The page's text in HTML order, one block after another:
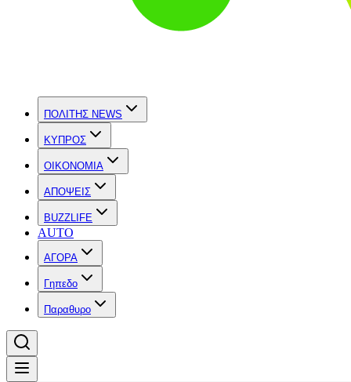
ΠΟΛΙΤΗΣ NEWS
ΚΥΠΡΟΣ
OIKONOMIA
ΑΠΟΨΕΙΣ
BUZZLIFE
AUTO
ΑΓΟΡΑ
Γηπεδο
Παραθυρο